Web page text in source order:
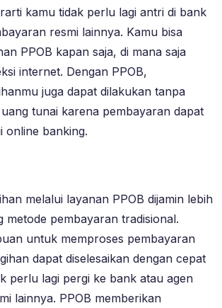
kamu tidak perlu lagi antri di bank
resmi lainnya. Kamu bisa
PPOB kapan saja, di mana saja
internet. Dengan PPOB,
juga dapat dilakukan tanpa
tunai karena pembayaran dapat
online banking.
melalui layanan PPOB dijamin lebih
metode pembayaran tradisional.
untuk memproses pembayaran
dapat diselesaikan dengan cepat
perlu lagi pergi ke bank atau agen
lainnya. PPOB memberikan